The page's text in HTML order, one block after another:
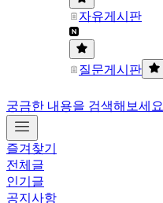
자유게시판
질문게시판
궁금한 내용을 검색해보세요
즐겨찾기
전체글
인기글
공지사항